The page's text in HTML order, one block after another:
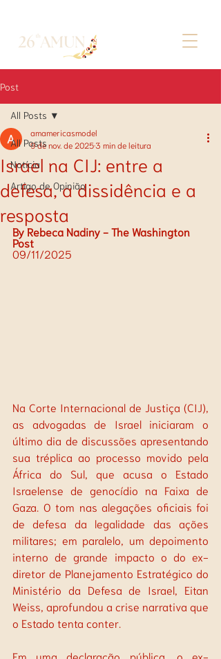
Post
All Posts
Notícia
Artigo de Opinião
All Posts
Israel na CIJ: entre a
defesa, a dissidência e a
resposta
amamericasmodel
9 de nov. de 20253 min de leitura
By Rebeca Nadiny - The Washington
Post
09/11/2025
Na Corte Internacional de Justiça (CIJ),
as advogadas de Israel iniciaram o
último dia de discussões apresentando
sua tréplica ao processo movido pela
África do Sul, que acusa o Estado
Israelense de genocídio na Faixa de
Gaza. O tom nas alegações oficiais foi
de defesa da legalidade das ações
militares; em paralelo, um depoimento
interno de grande impacto o do ex-
diretor de Planejamento Estratégico do
Ministério da Defesa de Israel, Eitan
Weiss, aprofundou a crise narrativa que
o Estado tenta conter.